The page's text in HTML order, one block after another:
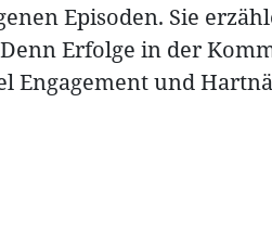
Episoden. Sie
Erfolge in der
Engagement und